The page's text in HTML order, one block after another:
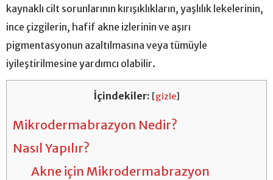
kaynaklı cilt sorunlarının kırışıklıkların, yaşlılık lekelerinin,
ince çizgilerin, hafif akne izlerinin ve aşırı
pigmentasyonun azaltılmasına veya tümüyle
iyileştirilmesine yardımcı olabilir.
İçindekiler: [gizle]
Mikrodermabrazyon Nedir?
Nasıl Yapılır?
Akne için Mikrodermabrazyon